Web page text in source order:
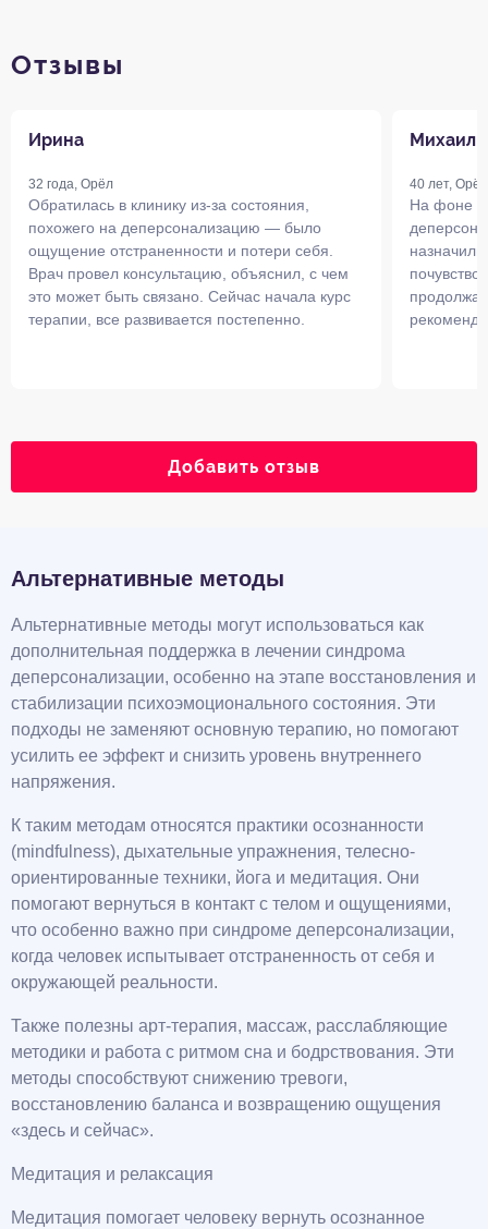
Отзывы
Ирина
32 года, Орёл
Обратилась в клинику из-за состояния,
похожего на деперсонализацию — было
ощущение отстраненности и потери себя.
Врач провел консультацию, объяснил, с чем
это может быть связано. Сейчас начала курс
терапии, все развивается постепенно.
Михаил
40 лет, Орёл
На фоне
Добавить отзыв
Альтернативные методы
Альтернативные методы могут использоваться как
дополнительная поддержка в лечении синдрома
деперсонализации, особенно на этапе восстановления и
стабилизации психоэмоционального состояния. Эти
подходы не заменяют основную терапию, но помогают
усилить ее эффект и снизить уровень внутреннего
напряжения.
К таким методам относятся практики осознанности
(mindfulness), дыхательные упражнения, телесно-
ориентированные техники, йога и медитация. Они
помогают вернуться в контакт с телом и ощущениями,
что особенно важно при синдроме деперсонализации,
когда человек испытывает отстраненность от себя и
окружающей реальности.
Также полезны арт-терапия, массаж, расслабляющие
методики и работа с ритмом сна и бодрствования. Эти
методы способствуют снижению тревоги,
восстановлению баланса и возвращению ощущения
«здесь и сейчас».
Медитация и релаксация
Медитация помогает человеку вернуть осознанное